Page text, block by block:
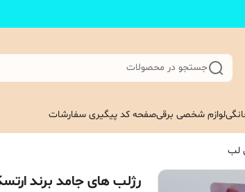
جستجو در محصولات
لوازم شخصی برقیصفحه کد پیگیری سفارشات
لب
رژلب های جامد برند